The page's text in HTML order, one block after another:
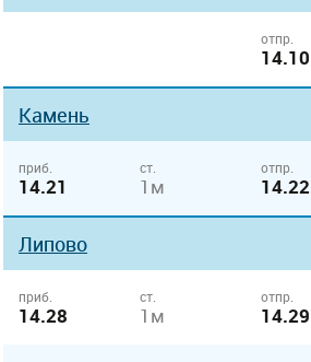
отпр.
14.10
Камень
приб.
14.21
ст.
1м
отпр.
14.22
Липово
приб.
14.28
ст.
1м
отпр.
14.29